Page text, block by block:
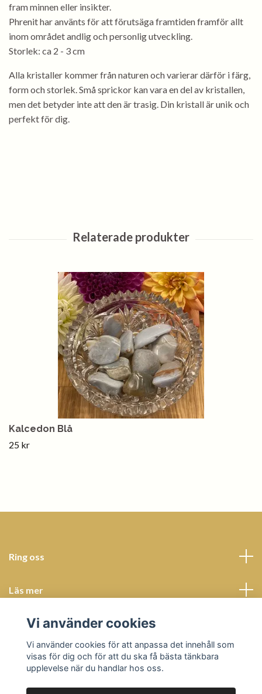
fram minnen eller insikter.
Phrenit har använts för att förutsäga framtiden framför allt
inom området andlig och personlig utveckling.
Storlek: ca 2 - 3 cm
Alla kristaller kommer från naturen och varierar därför i färg,
form och storlek. Små sprickor kan vara en del av kristallen,
men det betyder inte att den är trasig. Din kristall är unik och
perfekt för dig.
Kalcedon Blå
25 kr
Ring oss
Läs mer
Sociala medier
Vi använder cookies
Vi använder cookies för att anpassa det innehåll som
visas för dig och för att du ska få bästa tänkbara
upplevelse när du handlar hos oss.